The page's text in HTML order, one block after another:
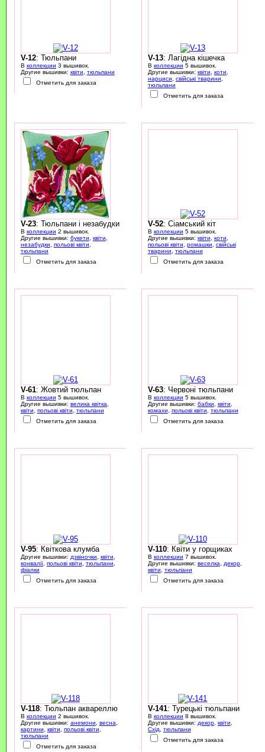
V-12: Тюльпани
В коллекции 3 вышивок.
Другие вышивки: квіти, тюльпани
Отметить для заказа
V-13: Лагідна кішечка
В коллекции 5 вышивок.
Другие вышивки: квіти, коти,
нарциси, свійські тварини,
тюльпани
Отметить для заказа
V-23: Тюльпани і незабудки
В коллекции 2 вышивок.
Другие вышивки: букети, квіти,
незабудки, польові квіти,
тюльпани
Отметить для заказа
V-52: Сіамський кіт
В коллекции 5 вышивок.
Другие вышивки: квіти, коти,
польові квіти, ромашки, свійські
тварини, тюльпани
Отметить для заказа
V-61: Жовтий тюльпан
В коллекции 5 вышивок.
Другие вышивки: велика квітка,
квіти, польові квіти, тюльпани
Отметить для заказа
V-63: Червоні тюльпани
В коллекции 5 вышивок.
Другие вышивки: бабки, квіти,
комахи, польові квіти, тюльпани
Отметить для заказа
V-95: Квіткова клумба
Другие вышивки: дзвіночки, квіти,
конвалії, польові квіти, тюльпани,
фіалки
Отметить для заказа
V-110: Квіти у горщиках
В коллекции 7 вышивок.
Другие вышивки: веселка, декор,
квіти, тюльпани
Отметить для заказа
V-118: Тюльпан аквареллю
В коллекции 2 вышивок.
Другие вышивки: анемони, весна,
картини, квіти, польові квіти,
тюльпани
Отметить для заказа
V-141: Турецькі тюльпани
В коллекции 8 вышивок.
Другие вышивки: декор, квіти,
Схід, тюльпани
Отметить для заказа